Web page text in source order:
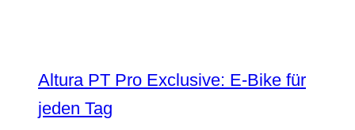
Altura PT Pro Exclusive: E-Bike für
jeden Tag